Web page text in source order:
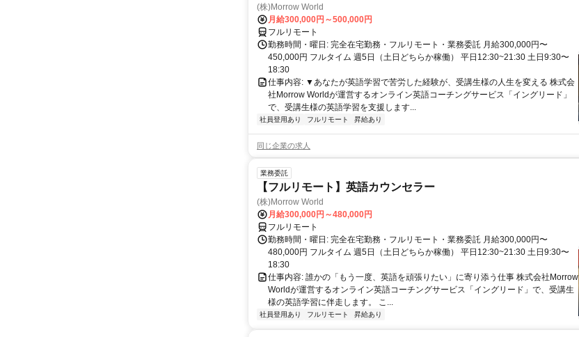
(株)Morrow World
月給300,000円～500,000円
フルリモート
勤務時間・曜日: 完全在宅勤務・フルリモート・業務委託 月給300,000円〜
450,000円 フルタイム 週5日（土日どちらか稼働） 平日12:30~21:30 土日9:30〜
18:30
仕事内容: ▼あなたが英語学習で苦労した経験が、受講生様の人生を変える 株式会
社Morrow Worldが運営するオンライン英語コーチングサービス「イングリード」
で、受講生様の英語学習を支援します...
社員登用あり フルリモート 昇給あり
同じ企業の求人
業務委託
【フルリモート】英語カウンセラー
(株)Morrow World
月給300,000円～480,000円
フルリモート
勤務時間・曜日: 完全在宅勤務・フルリモート・業務委託 月給300,000円〜
480,000円 フルタイム 週5日（土日どちらか稼働） 平日12:30~21:30 土日9:30〜
18:30
仕事内容: 誰かの「もう一度、英語を頑張りたい」に寄り添う仕事 株式会社Morrow
Worldが運営するオンライン英語コーチングサービス「イングリード」で、受講生
様の英語学習に伴走します。 こ...
社員登用あり フルリモート 昇給あり